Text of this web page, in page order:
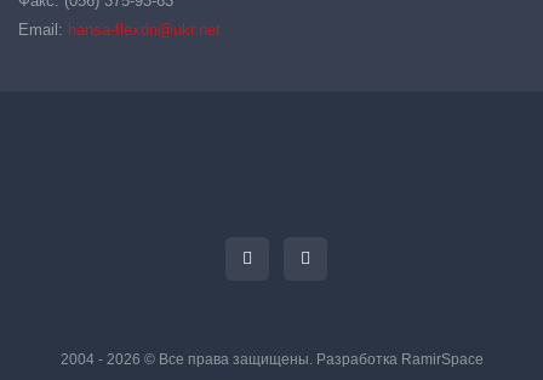
Email: hansa-flexdn@ukr.net
2004 - 2026 © Все права защищены. Разработка RamirSpace